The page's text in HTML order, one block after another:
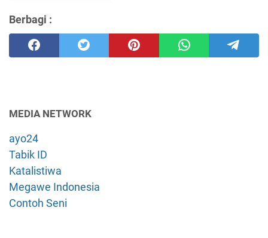
Berbagi :
MEDIA NETWORK
ayo24
Tabik ID
Katalistiwa
Megawe Indonesia
Contoh Seni